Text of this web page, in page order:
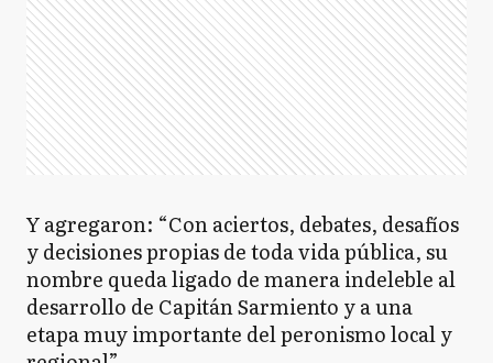
Y agregaron: “Con aciertos, debates, desafíos
y decisiones propias de toda vida pública, su
nombre queda ligado de manera indeleble al
desarrollo de Capitán Sarmiento y a una
etapa muy importante del peronismo local y